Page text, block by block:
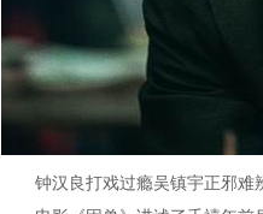
钟汉良打戏过瘾吴镇宇正邪难